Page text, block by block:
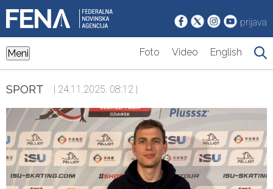
prijava
Meni Foto Video English
SPORT | 24.11.2025. 08:12 |